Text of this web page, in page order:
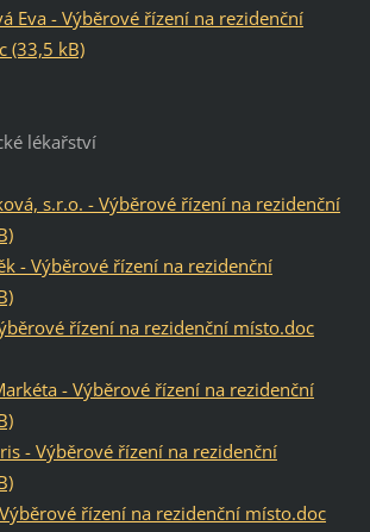
Eva - Výběrové řízení na rezidenční
(33,5 kB)
lékařství
s.r.o. - Výběrové řízení na rezidenční
- Výběrové řízení na rezidenční
řízení na rezidenční místo.doc
- Výběrové řízení na rezidenční
- Výběrové řízení na rezidenční
řízení na rezidenční místo.doc